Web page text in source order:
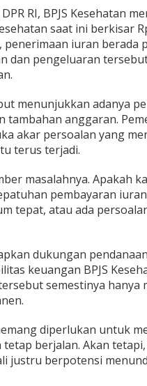
RI, BPJS Kesehatan
saat ini berkisar
iuran berada
dan pengeluaran
menunjukkan adanya
tambahan anggaran.
akar persoalan yang
terus terjadi.
masalahnya. Apakah
pembayaran
tepat, atau ada
dukungan
keuangan BPJS
semestinya hanya
diperlukan untuk
berjalan. Akan
justru berpotensi